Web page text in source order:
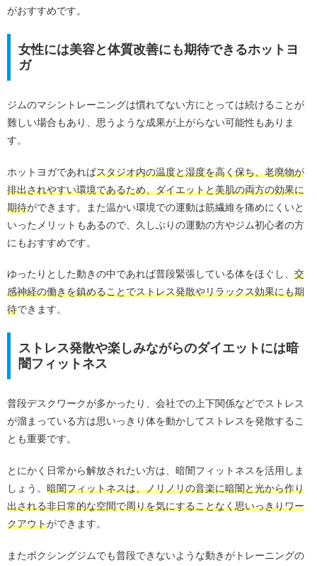
がおすすめです。
女性には美容と体質改善にも期待できるホットヨ
ガ
ジムのマシントレーニングは慣れてない方にとっては続けることが
難しい場合もあり、思うような成果が上がらない可能性もありま
す。
ホットヨガであればスタジオ内の温度と湿度を高く保ち、老廃物が
排出されやすい環境であるため、ダイエットと美肌の両方の効果に
期待ができます。また温かい環境での運動は筋繊維を痛めにくいと
いったメリットもあるので、久しぶりの運動の方やジム初心者の方
にもおすすめです。
ゆったりとした動きの中であれば普段緊張している体をほぐし、 交
感神経の働きを鎮めることでストレス発散やリラックス効果にも期
待できます。
ストレス発散や楽しみながらのダイエットには暗
闇フィットネス
普段デスクワークが多かったり、会社での上下関係などでストレス
が溜まっている方は思いっきり体を動かしてストレスを発散するこ
とも重要です。
とにかく日常から解放されたい方は、暗闇フィットネスを活用しま
しょう。 暗闇フィットネスは、ノリノリの音楽に暗闇と光から作り
出される非日常的な空間で周りを気にすることなく思いっきりワー
クアウトができます。
またボクシングジムでも普段できないような動きがトレーニングの